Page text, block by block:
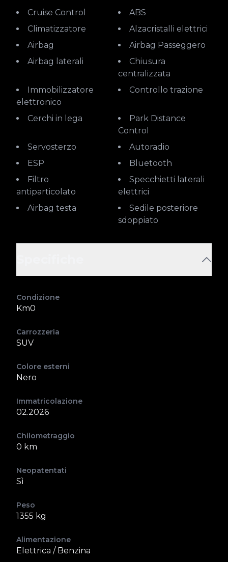
Cruise Control
ABS
Climatizzatore
Alzacristalli elettrici
Airbag
Airbag Passeggero
Airbag laterali
Chiusura
centralizzata
Immobilizzatore
elettronico
Controllo trazione
Cerchi in lega
Park Distance
Control
Servosterzo
Autoradio
ESP
Bluetooth
Filtro
antiparticolato
Specchietti laterali
elettrici
Airbag testa
Sedile posteriore
sdoppiato
Condizione
Km0
Carrozzeria
SUV
Colore esterni
Nero
Immatricolazione
02.2026
Chilometraggio
0 km
Neopatentati
Sì
Peso
1355 kg
Alimentazione
Elettrica / Benzina